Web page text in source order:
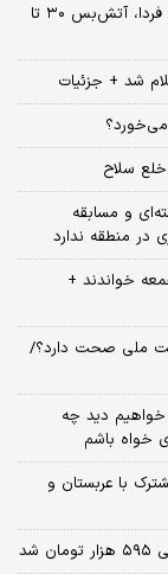
توافق نزدیک است؟/ ادعای وزیر ترامپ: شاید امروز یا فردا، آتش‌بس ۳۰ تا
شد + جزئیات
سلاح
و مسابقه
در منطقه ندارد
خواندند +
ملی صحت دارد؟/
خواهیم دید چه
خواه باشم
با عربستان و